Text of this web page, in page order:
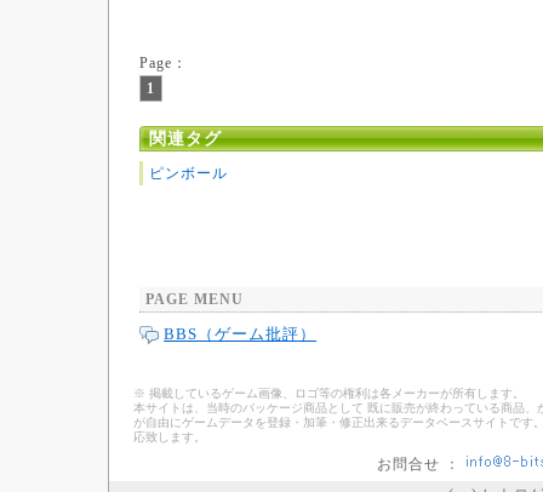
Page：
1
関連タグ
ピンボール
PAGE MENU
BBS（ゲーム批評）
※ 掲載しているゲーム画像、ロゴ等の権利は各メーカーが所有します。
本サイトは、当時のパッケージ商品として 既に販売が終わっている商品
が自由にゲームデータを登録・加筆・修正出来るデータベースサイトで
応致します。
お問合せ ：